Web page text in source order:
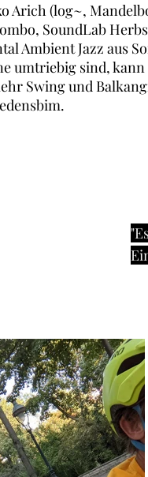
Arich (log~,
SoundLab
Ambient Jazz aus
umtriebig sind, kann
Swing und Balkan